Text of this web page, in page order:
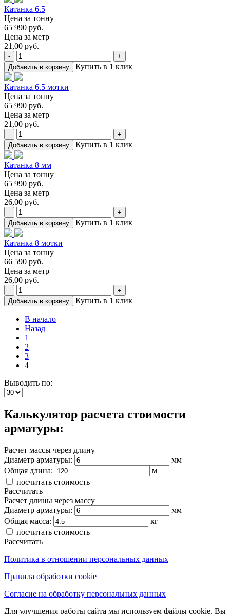
Катанка 6.5
Цена за тонну
65 990 руб.
Цена за метр
21,00 руб.
-
+
Добавить в корзину
Купить в 1 клик
Катанка 6.5 мотки
Цена за тонну
65 990 руб.
Цена за метр
21,00 руб.
-
+
Добавить в корзину
Купить в 1 клик
Катанка 8 мм
Цена за тонну
65 990 руб.
Цена за метр
26,00 руб.
-
+
Добавить в корзину
Купить в 1 клик
Катанка 8 мотки
Цена за тонну
66 590 руб.
Цена за метр
26,00 руб.
-
+
Добавить в корзину
Купить в 1 клик
В начало
Назад
1
2
3
4
Выводить по:
Калькулятор расчета стоимости
арматуры:
Расчет массы через длину
Диаметр арматуры:
мм
Общая длина:
м
посчитать стоимость
Рассчитать
Расчет длины через массу
Диаметр арматуры:
мм
Общая масса:
кг
посчитать стоимость
Рассчитать
Политика в отношении персональных данных
Правила обработки cookie
Согласие на обработку персональных данных
Для улучшения работы сайта мы используем файлы cookie. Вы